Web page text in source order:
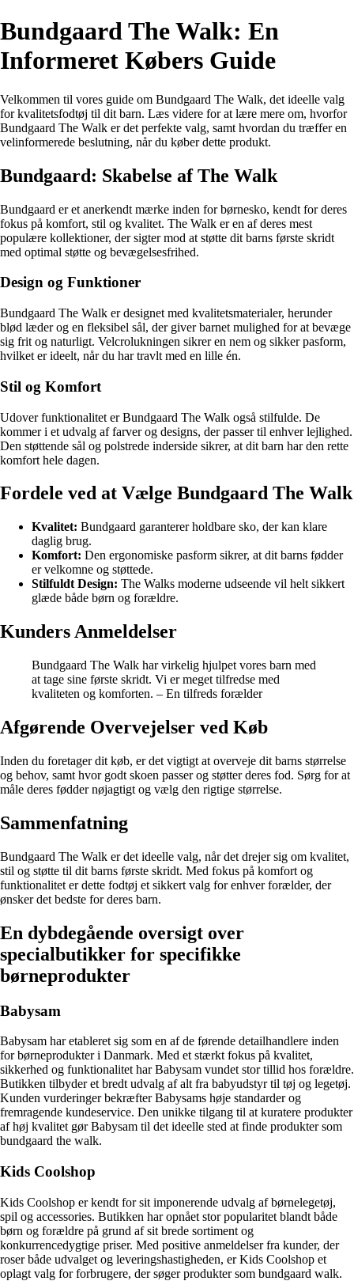
Bundgaard The Walk: En
Informeret Købers Guide
Velkommen til vores guide om Bundgaard The Walk, det ideelle valg
for kvalitetsfodtøj til dit barn. Læs videre for at lære mere om, hvorfor
Bundgaard The Walk er det perfekte valg, samt hvordan du træffer en
velinformerede beslutning, når du køber dette produkt.
Bundgaard: Skabelse af The Walk
Bundgaard er et anerkendt mærke inden for børnesko, kendt for deres
fokus på komfort, stil og kvalitet. The Walk er en af deres mest
populære kollektioner, der sigter mod at støtte dit barns første skridt
med optimal støtte og bevægelsesfrihed.
Design og Funktioner
Bundgaard The Walk er designet med kvalitetsmaterialer, herunder
blød læder og en fleksibel sål, der giver barnet mulighed for at bevæge
sig frit og naturligt. Velcrolukningen sikrer en nem og sikker pasform,
hvilket er ideelt, når du har travlt med en lille én.
Stil og Komfort
Udover funktionalitet er Bundgaard The Walk også stilfulde. De
kommer i et udvalg af farver og designs, der passer til enhver lejlighed.
Den støttende sål og polstrede inderside sikrer, at dit barn har den rette
komfort hele dagen.
Fordele ved at Vælge Bundgaard The Walk
Kvalitet: Bundgaard garanterer holdbare sko, der kan klare
daglig brug.
Komfort: Den ergonomiske pasform sikrer, at dit barns fødder
er velkomne og støttede.
Stilfuldt Design: The Walks moderne udseende vil helt sikkert
glæde både børn og forældre.
Kunders Anmeldelser
Bundgaard The Walk har virkelig hjulpet vores barn med
at tage sine første skridt. Vi er meget tilfredse med
kvaliteten og komforten. – En tilfreds forælder
Afgørende Overvejelser ved Køb
Inden du foretager dit køb, er det vigtigt at overveje dit barns størrelse
og behov, samt hvor godt skoen passer og støtter deres fod. Sørg for at
måle deres fødder nøjagtigt og vælg den rigtige størrelse.
Sammenfatning
Bundgaard The Walk er det ideelle valg, når det drejer sig om kvalitet,
stil og støtte til dit barns første skridt. Med fokus på komfort og
funktionalitet er dette fodtøj et sikkert valg for enhver forælder, der
ønsker det bedste for deres barn.
En dybdegående oversigt over
specialbutikker for specifikke
børneprodukter
Babysam
Babysam har etableret sig som en af de førende detailhandlere inden
for børneprodukter i Danmark. Med et stærkt fokus på kvalitet,
sikkerhed og funktionalitet har Babysam vundet stor tillid hos forældre.
Butikken tilbyder et bredt udvalg af alt fra babyudstyr til tøj og legetøj.
Kunden vurderinger bekræfter Babysams høje standarder og
fremragende kundeservice. Den unikke tilgang til at kuratere produkter
af høj kvalitet gør Babysam til det ideelle sted at finde produkter som
bundgaard the walk.
Kids Coolshop
Kids Coolshop er kendt for sit imponerende udvalg af børnelegetøj,
spil og accessories. Butikken har opnået stor popularitet blandt både
børn og forældre på grund af sit brede sortiment og
konkurrencedygtige priser. Med positive anmeldelser fra kunder, der
roser både udvalget og leveringshastigheden, er Kids Coolshop et
oplagt valg for forbrugere, der søger produkter som bundgaard walk.